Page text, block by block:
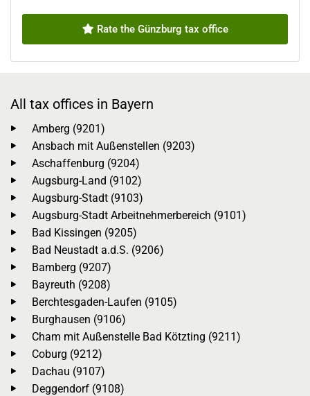
Rate the Günzburg tax office
All tax offices in Bayern
Amberg (9201)
Ansbach mit Außenstellen (9203)
Aschaffenburg (9204)
Augsburg-Land (9102)
Augsburg-Stadt (9103)
Augsburg-Stadt Arbeitnehmerbereich (9101)
Bad Kissingen (9205)
Bad Neustadt a.d.S. (9206)
Bamberg (9207)
Bayreuth (9208)
Berchtesgaden-Laufen (9105)
Burghausen (9106)
Cham mit Außenstelle Bad Kötzting (9211)
Coburg (9212)
Dachau (9107)
Deggendorf (9108)